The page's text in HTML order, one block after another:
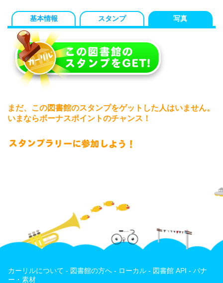
基本情報 スタンプ 写真
まだ、この図書館のスタンプをゲットした人はいません。
いまならボーナスポイントのチャンス！
カーリルについて - 図書館の方へ - ローカル - 図書館 API - バナ
ー・素材